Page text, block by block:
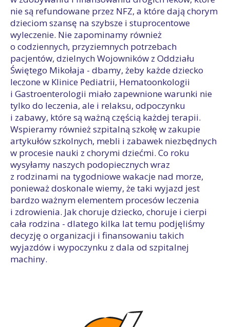
nie są refundowane przez NFZ, a które dają chorym
dzieciom szansę na szybsze i stuprocentowe
wyleczenie. Nie zapominamy również
o codziennych, przyziemnych potrzebach
pacjentów, dzielnych Wojowników z Oddziału
Świętego Mikołaja - dbamy, żeby każde dziecko
leczone w Klinice Pediatrii, Hematoonkologii
i Gastroenterologii miało zapewnione warunki nie
tylko do leczenia, ale i relaksu, odpoczynku
i zabawy, które są ważną częścią każdej terapii.
Wspieramy również szpitalną szkołę w zakupie
artykułów szkolnych, mebli i zabawek niezbędnych
w procesie nauki z chorymi dziećmi. Co roku
wysyłamy naszych podopiecznych wraz
z rodzinami na tygodniowe wakacje nad morze,
ponieważ doskonale wiemy, że taki wyjazd jest
bardzo ważnym elementem procesów leczenia
i zdrowienia. Jak choruje dziecko, choruje i cierpi
cała rodzina - dlatego kilka lat temu podjęliśmy
decyzję o organizacji i finansowaniu takich
wyjazdów i wypoczynku z dala od szpitalnej
machiny.